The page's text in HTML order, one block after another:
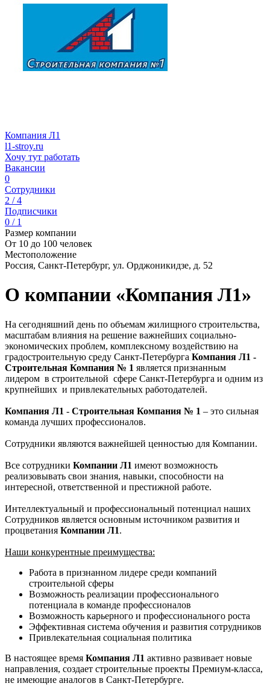
Компания Л1
l1-stroy.ru
Хочу тут работать
Вакансии
0
Сотрудники
2 / 4
Подписчики
0 / 1
Размер компании
От 10 до 100 человек
Местоположение
Россия, Санкт-Петербург, ул. Орджоникидзе, д. 52
О компании «Компания Л1»
На сегодняшний день по объемам жилищного строительства,
масштабам влияния на решение важнейших социально-
экономических проблем, комплексному воздействию на
градостроительную среду Санкт-Петербурга Компания Л1 -
Строительная Компания № 1 является признанным
лидером в строительной сфере Санкт-Петербурга и одним из
крупнейших и привлекательных работодателей.
Компания Л1 - Строительная Компания № 1 – это сильная
команда лучших профессионалов.
Сотрудники являются важнейшей ценностью для Компании.
Все сотрудники Компании Л1 имеют возможность
реализовывать свои знания, навыки, способности на
интересной, ответственной и престижной работе.
Интеллектуальный и профессиональный потенциал наших
Сотрудников является основным источником развития и
процветания Компании Л1.
Наши конкурентные преимущества:
Работа в признанном лидере среди компаний
строительной сферы
Возможность реализации профессионального
потенциала в команде профессионалов
Возможность карьерного и профессионального роста
Эффективная система обучения и развития сотрудников
Привлекательная социальная политика
В настоящее время Компания Л1 активно развивает новые
направления, создает строительные проекты Премиум-класса,
не имеющие аналогов в Санкт-Петербурге.